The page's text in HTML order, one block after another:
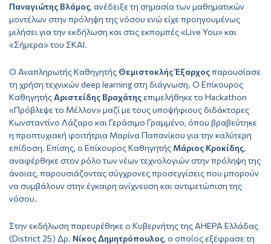
Παναγιώτης Βλάμος, ανέδειξε τη σημασία των μαθηματικών
μοντέλων στην πρόληψη της νόσου ενώ είχε προηγουμένως
μιλήσει για την εκδήλωση και στις εκπομπές «Live You» και
«Σήμερα» του ΣΚΑΙ.
Ο Αναπληρωτής Καθηγητής Θεμιστοκλής Έξαρχοςπαρουσίασε
τη χρήση τεχνικών deep learning στη διάγνωση. Ο Επίκουρος
ΚαθηγητήςΑριστείδης Βραχάτηςεπιμελήθηκε το Hackathon
«Πρόβλεψε το Μέλλον» μαζί με τους υποψήφιους διδάκτορες
Κωνσταντίνο Λάζαρο και Γεράσιμο Γραμμένο, όπου βραβεύτηκε
η προπτυχιακή φοιτήτρια Μαρίνα Παπανίκου για την καλύτερη
επίδοση. Επίσης, ο Επίκουρος Καθηγητής Μάριος Κροκίδης,
αναφέρθηκε στον ρόλο των νέων τεχνολογιών στην πρόληψη της
άνοιας, παρουσιάζοντας σύγχρονες προσεγγίσεις που μπορούν
να συμβάλουν στην έγκαιρη ανίχνευση και αντιμετώπιση της
νόσου.
Στην εκδήλωση παρευρέθηκε ο Κυβερνήτης της AHEPA Ελλάδας
(District 25) Δρ. Νίκος Δημητρόπουλος, ο οποίος εξέφρασε τη